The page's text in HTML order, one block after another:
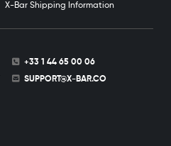
+33 1 44 65 00 06
SUPPORT@X-BAR.CO
X-Bar Shipping Information